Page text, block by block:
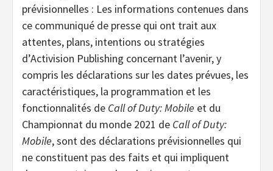
prévisionnelles : Les informations contenues dans
ce communiqué de presse qui ont trait aux
attentes, plans, intentions ou stratégies
d’Activision Publishing concernant l’avenir, y
compris les déclarations sur les dates prévues, les
caractéristiques, la programmation et les
fonctionnalités de Call of Duty: Mobile et du
Championnat du monde 2021 de Call of Duty:
Mobile, sont des déclarations prévisionnelles qui
ne constituent pas des faits et qui impliquent